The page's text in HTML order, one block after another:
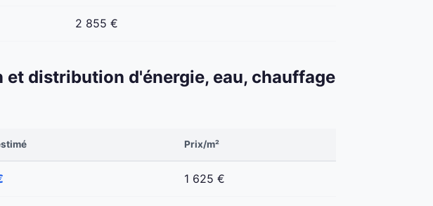
2 855 €
distribution d'énergie, eau, chauffage
Prix/m²
1 625 €